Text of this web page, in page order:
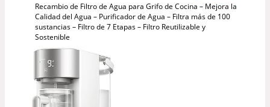
Recambio de Filtro de Agua para Grifo de Cocina – Mejora la
Calidad del Agua – Purificador de Agua – Filtra más de 100
sustancias – Filtro de 7 Etapas – Filtro Reutilizable y
Sostenible